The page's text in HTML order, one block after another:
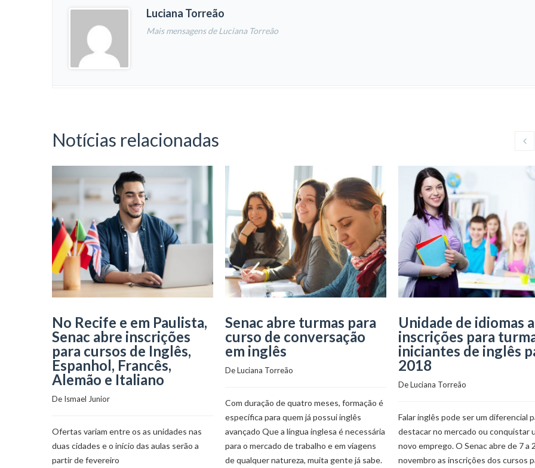
Luciana Torreão
Mais mensagens de Luciana Torreão
Notícias relacionadas
No Recife e em Paulista,
Senac abre inscrições
para cursos de Inglês,
Espanhol, Francês,
Alemão e Italiano
De Ismael Junior
Ofertas variam entre os as unidades nas
duas cidades e o início das aulas serão a
partir de fevereiro
Senac abre turmas para
curso de conversação
em inglês
De Luciana Torreão
Com duração de quatro meses, formação é
específica para quem já possui inglês
avançado Que a língua inglesa é necessária
para o mercado de trabalho e em viagens
de qualquer natureza, muita gente já sabe.
Unidade de idiomas
inscrições para
iniciantes de inglês
2018
De Luciana Torreão
Falar inglês pode ser um diferencial
destacar no mercado ou conquistar
novo emprego. O Senac abre de 7 a
novembro as inscrições dos cursos